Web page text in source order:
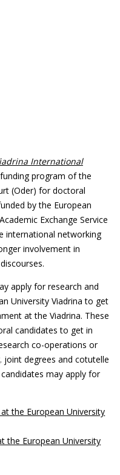
International
program of the
(Oder) for doctoral
by the European
Exchange Service
international networking
involvement in
apply for research and
University Viadrina to get
at the Viadrina. These
candidates to get in
co-operations or
degrees and cotutelle
may apply for
the European University
the European University